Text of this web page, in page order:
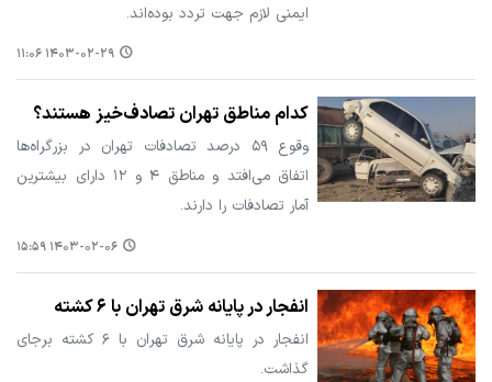
ایمنی لازم جهت تردد بوده‌اند.
۱۴۰۳-۰۲-۲۹ ۱۱:۰۶
کدام مناطق تهران تصادف‌خیز هستند؟
وقوع ۵۹ درصد تصادفات تهران در بزرگراه‌ها
اتفاق می‌افتد و مناطق ۴ و ۱۲ دارای بیشترین
آمار تصادفات را دارند.
۱۴۰۳-۰۲-۰۶ ۱۵:۵۹
انفجار در پایانه شرق تهران با ۶ کشته
انفجار در پایانه شرق تهران با ۶ کشته برجای
گذاشت.